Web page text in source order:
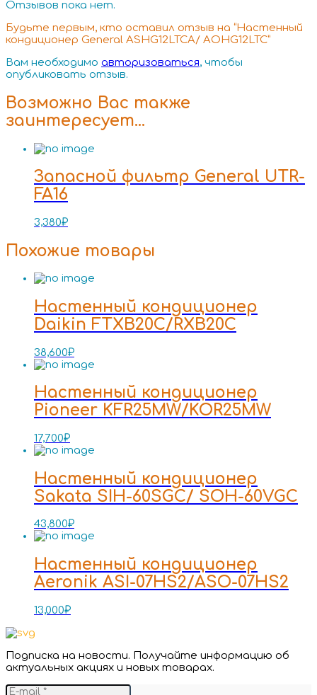
Отзывов пока нет.
Будьте первым, кто оставил отзыв на “Настенный
кондиционер General ASHG12LTCA/ AOHG12LTC”
Вам необходимо авторизоваться, чтобы
опубликовать отзыв.
Возможно Вас также
заинтересует…
Запасной фильтр General UTR-
FA16
3,380₽
Похожие товары
Настенный кондиционер
Daikin FTXB20C/RXB20C
38,600₽
Настенный кондиционер
Pioneer KFR25MW/KOR25MW
17,700₽
Настенный кондиционер
Sakata SIH-60SGC/ SOH-60VGC
43,800₽
Настенный кондиционер
Aeronik ASI-07HS2/ASO-07HS2
13,000₽
Подписка на новости. Получайте информацию об
актуальных акциях и новых товарах.